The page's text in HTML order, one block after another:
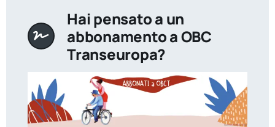
Hai pensato a un
abbonamento a OBC
Transeuropa?